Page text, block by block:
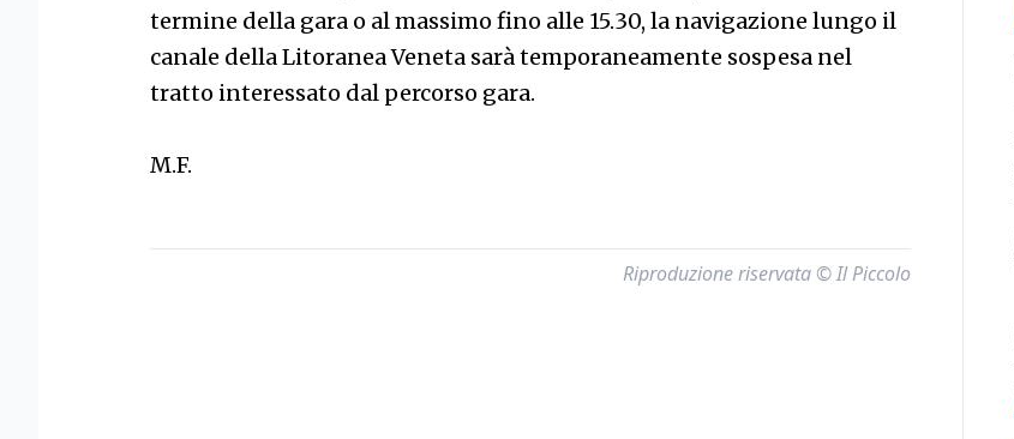
termine della gara o al massimo fino alle 15.30, la navigazione lungo il
canale della Litoranea Veneta sarà temporaneamente sospesa nel
tratto interessato dal percorso gara.
M.F.
Riproduzione riservata © Il Piccolo